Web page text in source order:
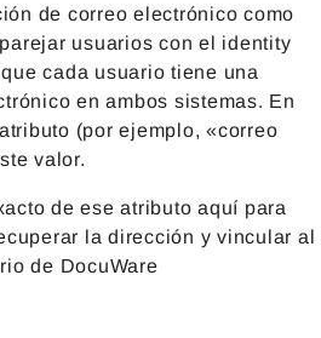
de correo electrónico como
usuarios con el identity
cada usuario tiene una
en ambos sistemas. En
(por ejemplo, «correo
valor.
de ese atributo aquí para
la dirección y vincular al
de DocuWare